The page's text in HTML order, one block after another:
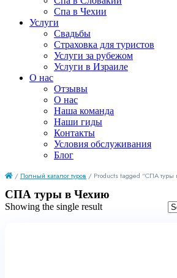
Спа в Чехии
Услуги
Свадьбы
Страховка для туристов
Услуги за рубежом
Услуги в Израиле
О нас
Отзывы
О нас
Наша команда
Наши гиды
Контакты
Условия обслуживания
Блог
/ Полный каталог туров / Products tagged “СПА туры
СПА туры в Чехию
Showing the single result